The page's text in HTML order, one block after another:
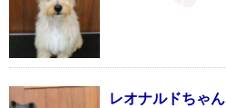
レオナルドちゃん